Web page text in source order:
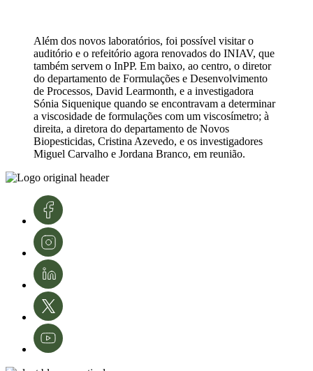
Além dos novos laboratórios, foi possível visitar o
auditório e o refeitório agora renovados do INIAV, que
também servem o InPP. Em baixo, ao centro, o diretor
do departamento de Formulações e Desenvolvimento
de Processos, David Learmonth, e a investigadora
Sónia Siquenique quando se encontravam a determinar
a viscosidade de formulações com um viscosímetro; à
direita, a diretora do departamento de Novos
Biopesticidas, Cristina Azevedo, e os investigadores
Miguel Carvalho e Jordana Branco, em reunião.